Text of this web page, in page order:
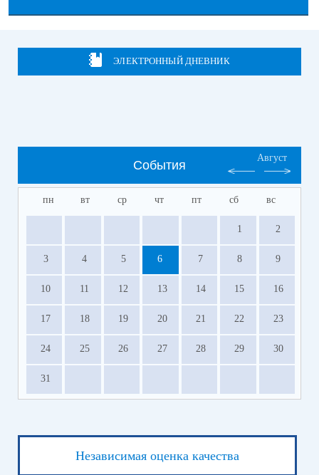
ЭЛЕКТРОННЫЙ ДНЕВНИК
События
Август
пн вт ср чт пт сб вс
1 2
3 4 5 6 7 8 9
10 11 12 13 14 15 16
17 18 19 20 21 22 23
24 25 26 27 28 29 30
31
Независимая оценка качества